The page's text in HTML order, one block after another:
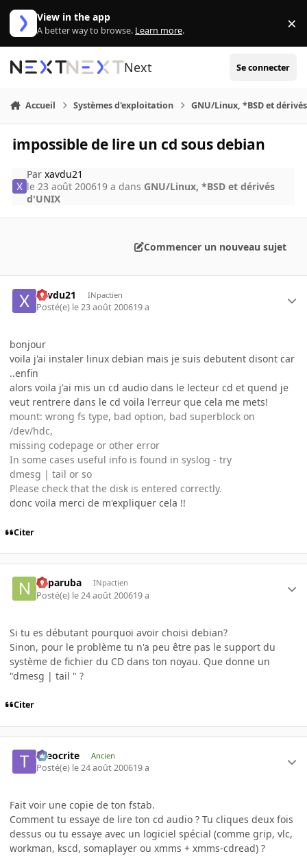
Aller au contenu
View in the app
A better way to browse. Learn more. ×
Next Se connecter
Accueil Systèmes d'exploitation GNU/Linux, *BSD et
impossible de lire un cd sous debian
Parxavdu21
le 23 août 200619 a dans GNU/Linux, *BSD et dérivés
d'UNIX
Commencer un nouveau sujet
xavdu21 INpactien
Posté(e) le 23 août 200619 a
bonjour
voila j'ai instaler linux debian mais je suis debutent disont car
..enfin
alors voila j'ai mis un cd audio dans le lecteur cd et quend je
veut rentrere dans le cd voila l'erreur que cela me mets!
mount: wrong fs type, bad option, bad superblock on
/dev/hdc,
missing codepage or other error
In some cases useful info is found in syslog - try
dmesg | tail or so
Please check that the disk is entered correctly.
donc voila merci de m'expliquer cela !!
Citer
naparuba INpactien
Posté(e) le 24 août 200619 a
Si tu es débutant pourquoi avoir choisi debian?
Sinon, pour le problème tu n'a peu être pas le support du
système de fichier du CD dans ton noyau. Que donne un
"dmesg | tail " ?
Citer
theocrite Ancien
Posté(e) le 24 août 200619 a
Fait voir une copie de ton fstab.
Comment tu essaye de lire ton cd audio ? Tu cliques deux fois
dessus ou tu essaye avec un logiciel spécial (comme grip, vlc,
workman, kscd, somaplayer ou xmms + xmms-cdread) ?